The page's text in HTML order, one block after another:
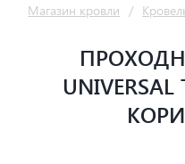
Магазин кровли /